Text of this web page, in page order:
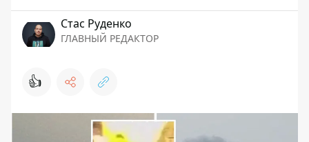
Стаc Руденко
ГЛАВНЫЙ РЕДАКТОР
👍